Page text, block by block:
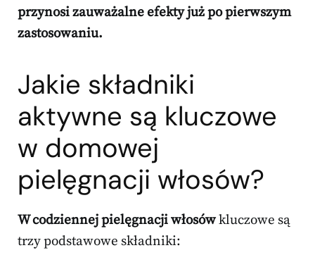
przynosi zauważalne efekty już po pierwszym
zastosowaniu.
Jakie składniki
aktywne są kluczowe
w domowej
pielęgnacji włosów?
W codziennej pielęgnacji włosówkluczowe są
trzy podstawowe składniki: